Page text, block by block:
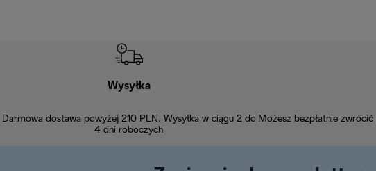
Wysyłka
Darmowa dostawa powyżej 210 PLN. Wysyłka w ciągu 2 do
4 dni roboczych
Możesz bezpłatnie